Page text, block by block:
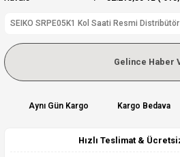
SEIKO SRPE05K1 Kol Saati Resmi
Gelince Haber
Aynı Gün Kargo Kargo Bedava
Hızlı Teslimat &